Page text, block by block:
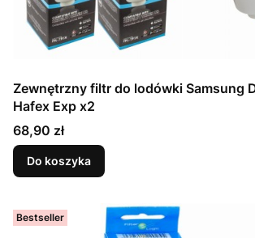
Zewnętrzny filtr do lodówki Samsung
Hafex Exp x2
Cena
68,90 zł
Do koszyka
Bestseller